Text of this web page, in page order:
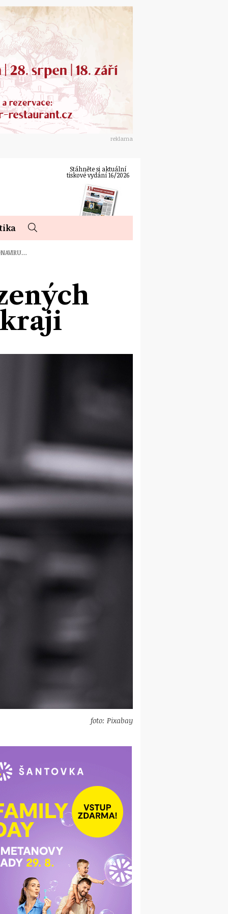
reklama
Stáhněte si aktuální
tiskové vydání 16/2026
foto: Pixabay